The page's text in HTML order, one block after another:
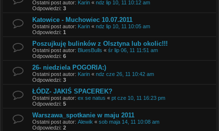
Ostatni post autor: Karin « ndz lip 10, 11 10:12 am
Odpowiedzi: 3
Katowice - Muchowiec 10.07.2011
Ostatni post autor: Karin « ndz lip 10, 11 10:05 am
Odpowiedzi: 1
Poszujkuję bulinków z Olsztyna lub okolic!!!
Ostatni post autor: BluesBulls « śr lip 06, 11 11:51 am
Odpowiedzi: 6
26- niedziela POGORIA:)
Ostatni post autor: Karin « ndz cze 26, 11 10:42 am
Odpowiedzi: 3
ŁÓDZ- JAKIŚ SPACEREK?
Ostatni post autor: ex se natus « pt cze 10, 11 16:23 pm
Odpowiedzi: 5
Warszawa_spotkanie w maju 2011
Ostatni post autor: Alewik « sob maja 14, 11 10:08 am
Odpowiedzi: 2